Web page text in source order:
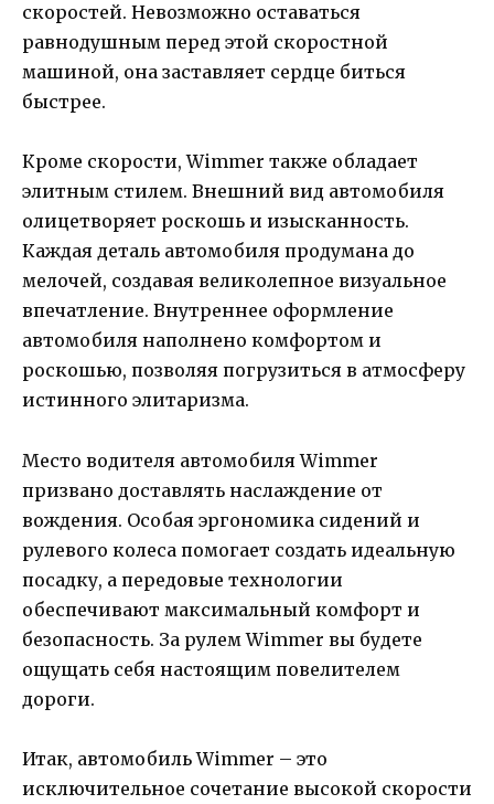
скоростей. Невозможно оставаться
равнодушным перед этой скоростной
машиной, она заставляет сердце биться
быстрее.
Кроме скорости, Wimmer также обладает
элитным стилем. Внешний вид автомобиля
олицетворяет роскошь и изысканность.
Каждая деталь автомобиля продумана до
мелочей, создавая великолепное визуальное
впечатление. Внутреннее оформление
автомобиля наполнено комфортом и
роскошью, позволяя погрузиться в атмосферу
истинного элитаризма.
Место водителя автомобиля Wimmer
призвано доставлять наслаждение от
вождения. Особая эргономика сидений и
рулевого колеса помогает создать идеальную
посадку, а передовые технологии
обеспечивают максимальный комфорт и
безопасность. За рулем Wimmer вы будете
ощущать себя настоящим повелителем
дороги.
Итак, автомобиль Wimmer – это
исключительное сочетание высокой скорости